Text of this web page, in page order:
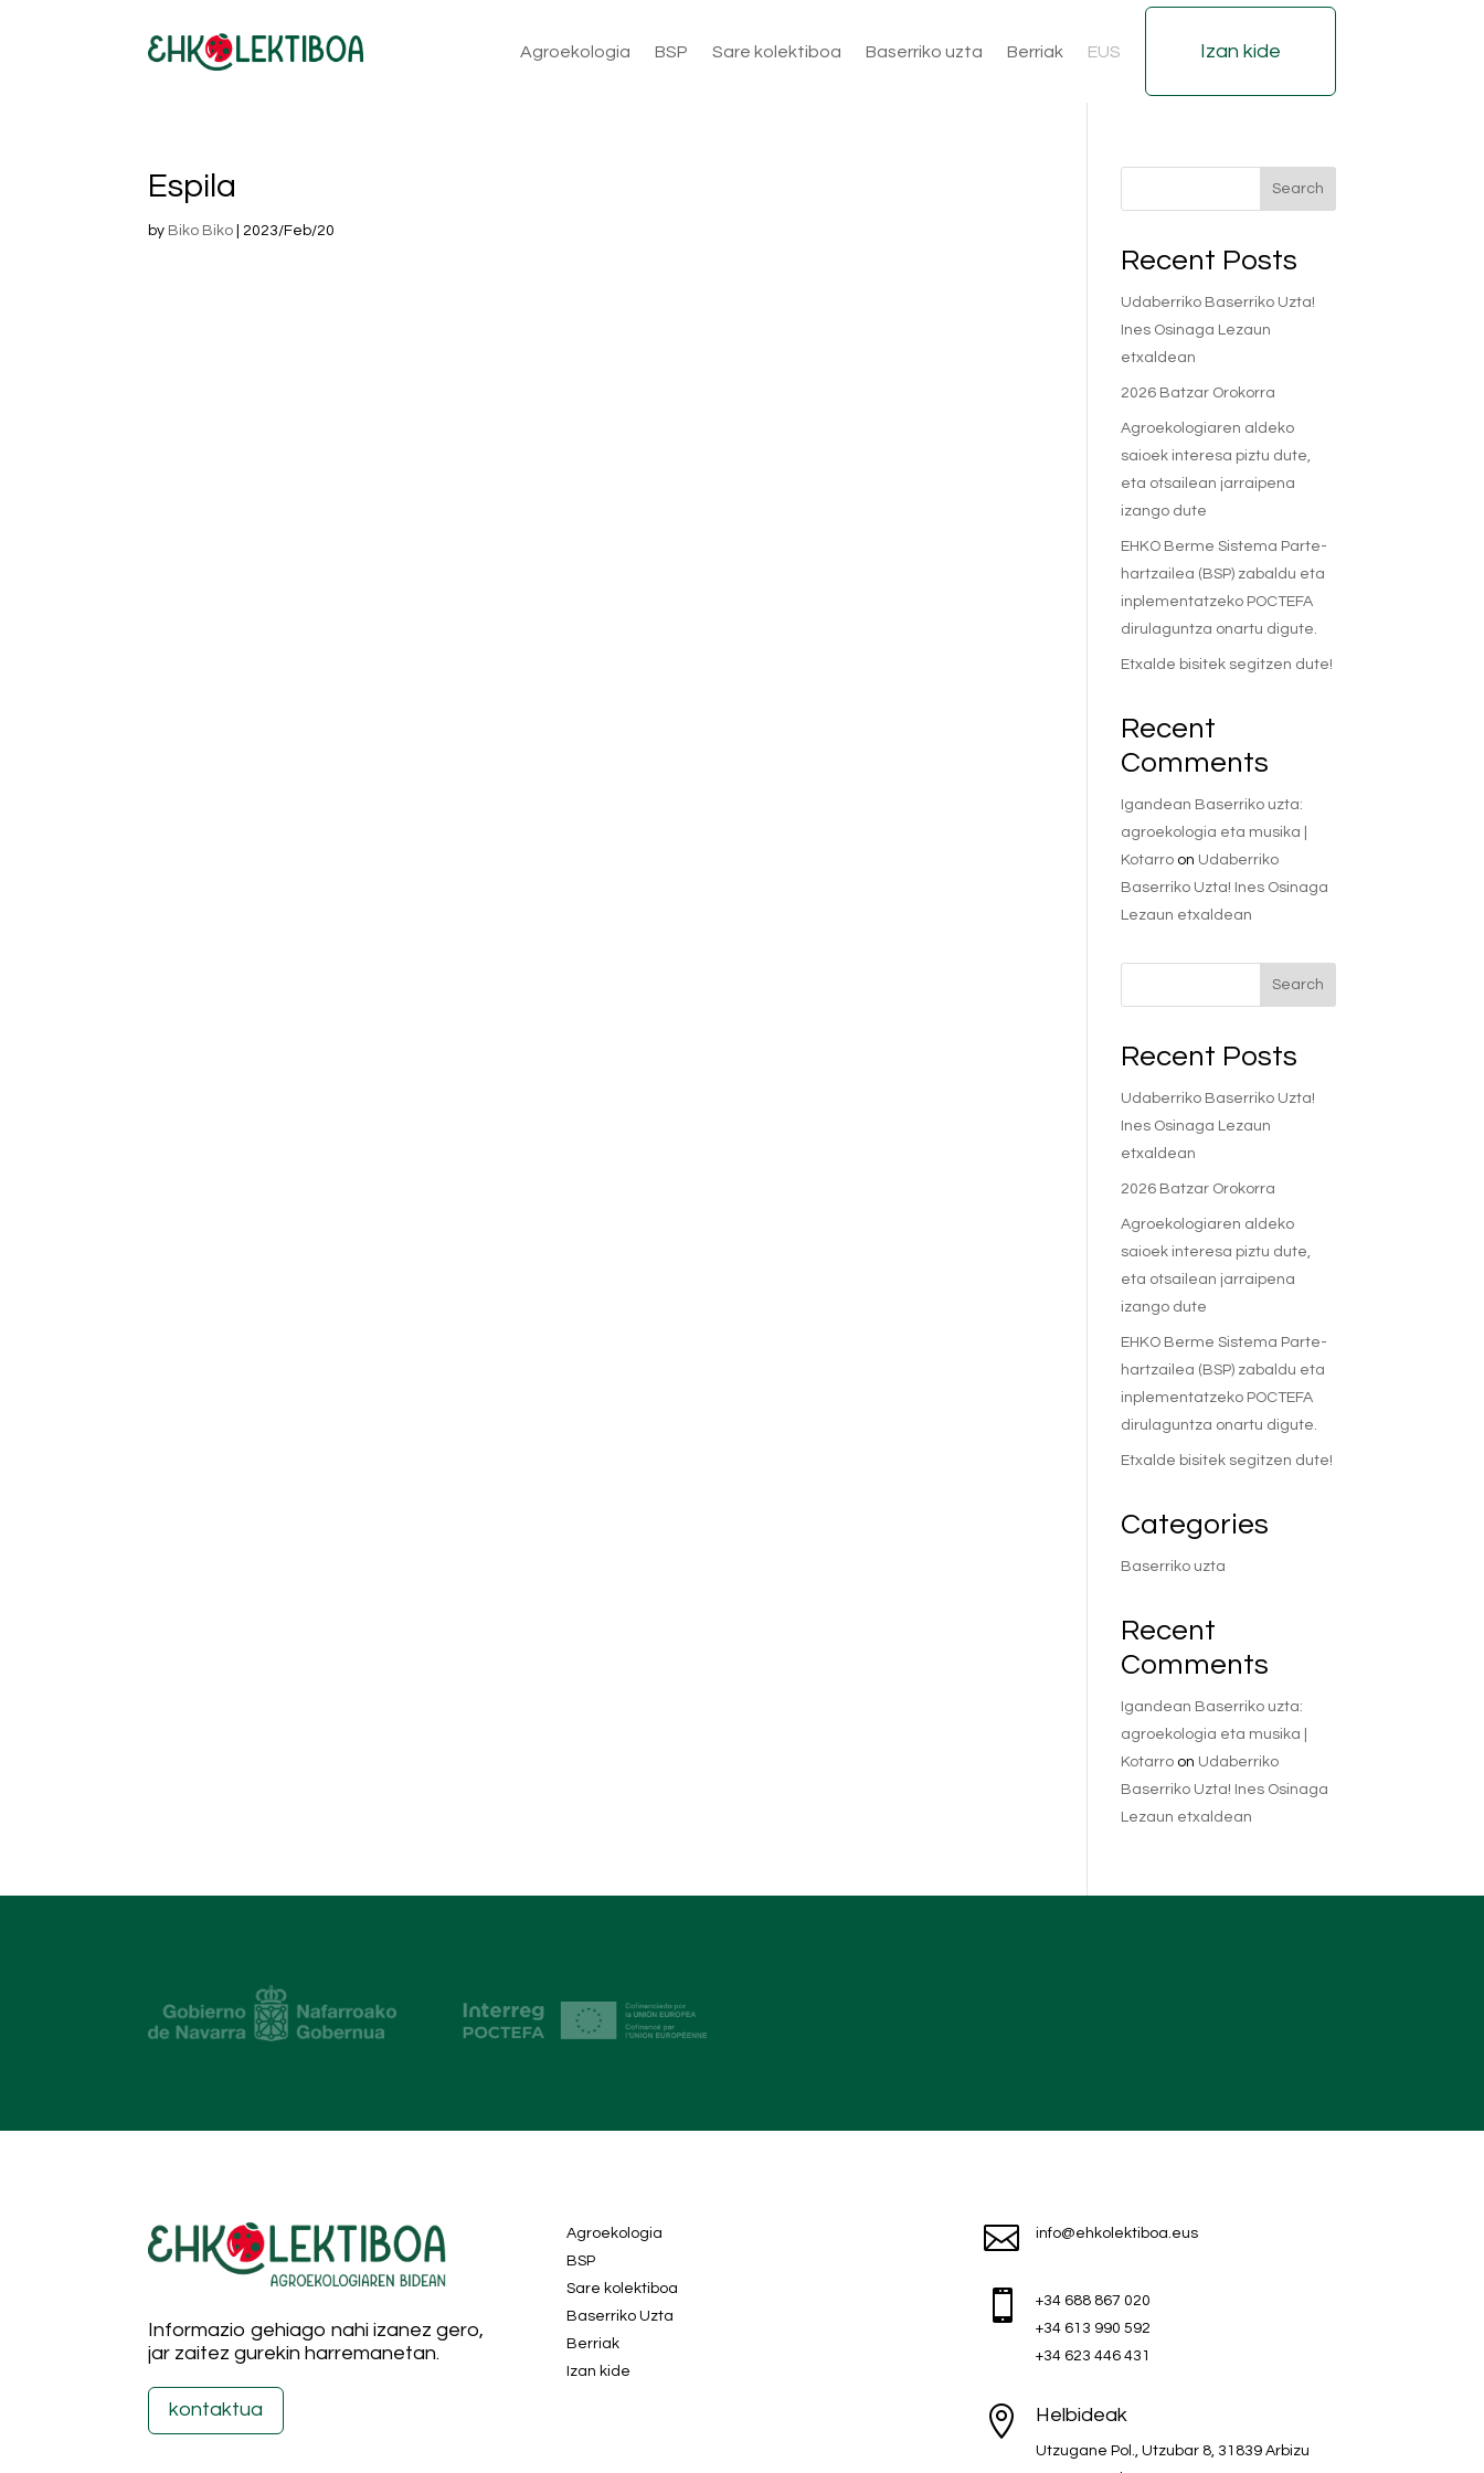
Agroekologia BSP Sare kolektiboa Baserriko uzta Berriak EUS Izan kide
Espila
by Biko Biko |2023/Feb/20
Search
Recent Posts
Udaberriko Baserriko Uzta!
Ines Osinaga Lezaun
etxaldean
2026 Batzar Orokorra
Agroekologiaren aldeko
saioek interesa piztu dute,
eta otsailean jarraipena
izango dute
EHKO Berme Sistema Parte-
hartzailea (BSP) zabaldu eta
inplementatzeko POCTEFA
dirulaguntza onartu digute.
Etxalde bisitek segitzen dute!
Recent
Comments
Igandean Baserriko uzta:
agroekologia eta musika |
Kotarro on Udaberriko
Baserriko Uzta! Ines Osinaga
Lezaun etxaldean
Search
Recent Posts
Udaberriko Baserriko Uzta!
Ines Osinaga Lezaun
etxaldean
2026 Batzar Orokorra
Agroekologiaren aldeko
saioek interesa piztu dute,
eta otsailean jarraipena
izango dute
EHKO Berme Sistema Parte-
hartzailea (BSP) zabaldu eta
inplementatzeko POCTEFA
dirulaguntza onartu digute.
Etxalde bisitek segitzen dute!
Categories
Baserriko uzta
Recent
Comments
Igandean Baserriko uzta:
agroekologia eta musika |
Kotarro on Udaberriko
Baserriko Uzta! Ines Osinaga
Lezaun etxaldean
Informazio gehiago nahi izanez gero,
jar zaitez gurekin harremanetan.
kontaktua
Agroekologia
BSP
Sare kolektiboa
Baserriko Uzta
Berriak
Izan kide
 info@ehkolektiboa.eus

+34 688 867 020
+34 613 990 592
+34 623 446 431
 Helbideak
Utzugane Pol., Utzubar 8, 31839 Arbizu